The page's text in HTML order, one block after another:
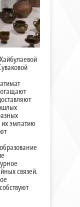
их эмпатию
связей.